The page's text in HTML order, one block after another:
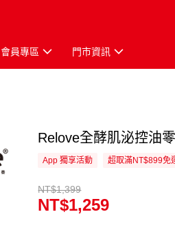
會員專區 門市資訊
Relove全酵肌泌控油
App 獨享活動 超取滿NT$899免
NT$1,399
NT$1,259